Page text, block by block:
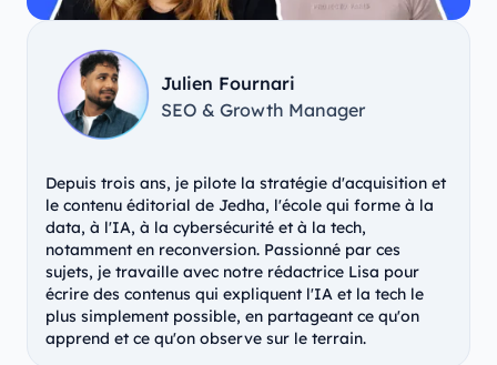
Julien Fournari
SEO & Growth Manager
Depuis trois ans, je pilote la stratégie d'acquisition et
le contenu éditorial de Jedha, l'école qui forme à la
data, à l'IA, à la cybersécurité et à la tech,
notamment en reconversion. Passionné par ces
sujets, je travaille avec notre rédactrice Lisa pour
écrire des contenus qui expliquent l'IA et la tech le
plus simplement possible, en partageant ce qu'on
apprend et ce qu'on observe sur le terrain.